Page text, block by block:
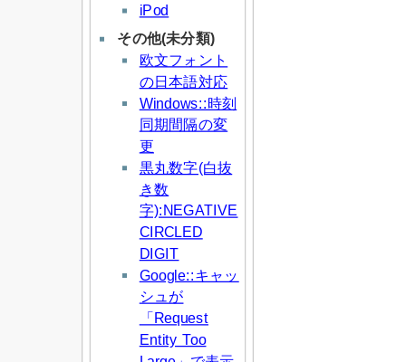
iPod
その他(未分類)
欧文フォント
の日本語対応
Windows::時刻
同期間隔の変
更
黒丸数字(白抜
き数
字):NEGATIVE
CIRCLED
DIGIT
Google::キャッ
シュが
「Request
Entity Too